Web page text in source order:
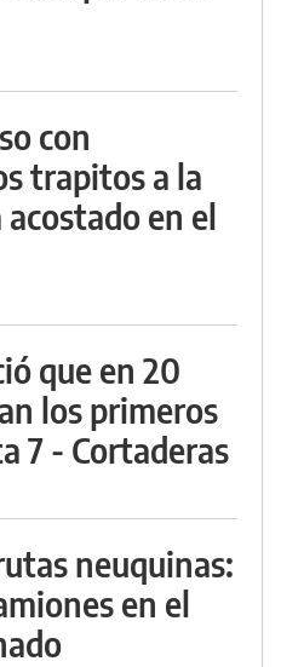
con
trapitos a la
en el
que en 20
los primeros
7 - Cortaderas
neuquinas:
en el